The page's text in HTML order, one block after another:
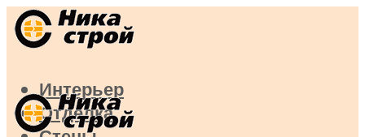
Интерьер
Отделка